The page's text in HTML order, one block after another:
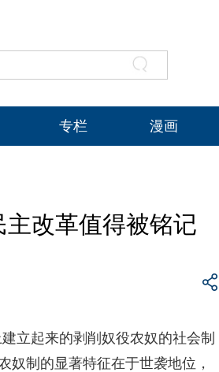
专栏 漫画
改革值得被铭记
立起来的剥削奴役农奴的社会制
奴制的显著特征在于世袭地位，